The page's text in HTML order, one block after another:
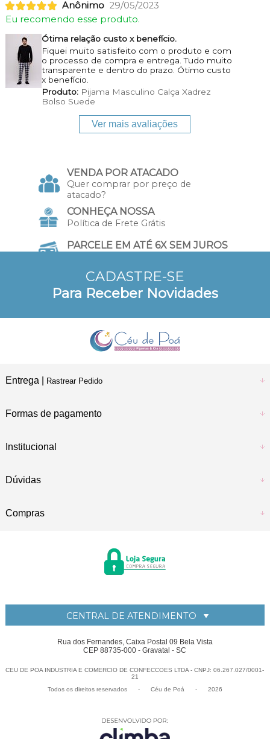
Anônimo 29/05/2023
Eu recomendo esse produto.
Ótima relação custo x benefício.
Fiquei muito satisfeito com o produto e com
o processo de compra e entrega. Tudo muito
transparente e dentro do prazo. Ótimo custo
x benefício.
Produto:Pijama Masculino Calça Xadrez
Bolso Suede
Ver mais avaliações
VENDA POR ATACADO
Quer comprar por preço de
atacado?
CONHEÇA NOSSA
Política de Frete Grátis
PARCELE EM ATÉ 6X SEM JUROS
10% DE DESCONTO
a vista no Pix e Boleto
CADASTRE-SE
Para Receber Novidades
Entrega | Rastrear Pedido
Formas de pagamento
Institucional
Dúvidas
Compras
CENTRAL DE ATENDIMENTO
Rua dos Fernandes, Caixa Postal 09 Bela Vista
CEP 88735-000 - Gravatal - SC
CEU DE POA INDUSTRIA E COMERCIO DE CONFECCOES LTDA - CNPJ: 06.267.027/0001-
21
Todos os direitos reservados
- Céu de Po - 2026